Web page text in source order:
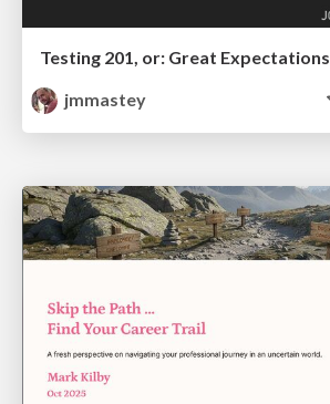
Testing 201, or: Great Expectations
jmmastey